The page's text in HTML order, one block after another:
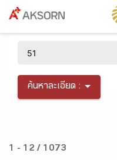
ค้นหาละเอียด :
1 - 12 / 1073